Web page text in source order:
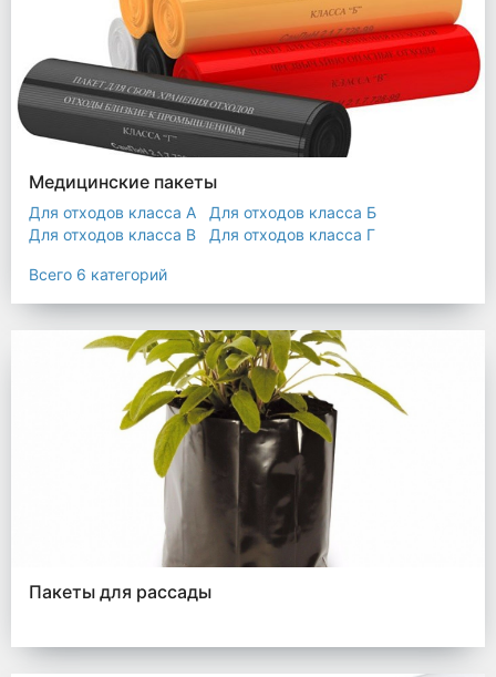
Медицинские пакеты
Для отходов класса А
Для отходов класса Б
Для отходов класса В
Для отходов класса Г
Пакеты термостойкие для утилизатора
Всего 6 категорий
Пакеты для рассады